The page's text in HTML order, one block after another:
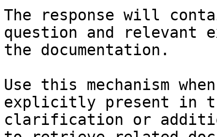
The response will
question and relevant
the documentation.
Use this mechanism
explicitly present in
clarification or